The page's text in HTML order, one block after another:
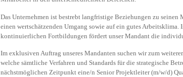
Das Unternehmen ist bestrebt langfristige Beziehungen zu
einen wertschätzenden Umgang sowie auf ein gutes
kontinuierlichen Fortbildungen fördert unser Mandant die
Im exklusiven Auftrag unseres Mandanten suchen wir zum
welche sämtliche Verfahren und Standards für die strategische
nächstmöglichen Zeitpunkt eine/n Senior Projektleiter (m/w/d)